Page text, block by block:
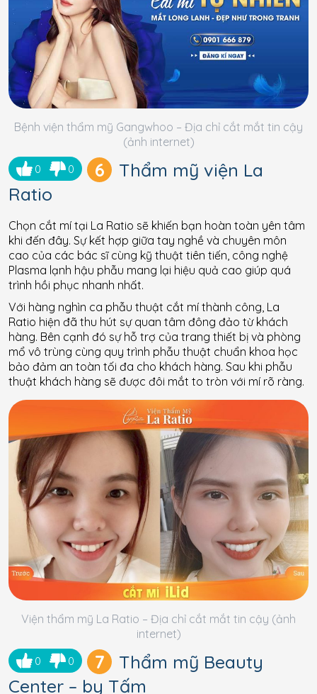
Bệnh viện thẩm mỹ Gangwhoo – Địa chỉ cắt mắt tin cậy
(ảnh internet)
0 0 6
Thẩm mỹ viện La
Ratio
Chọn cắt mí tại La Ratio sẽ khiến bạn hoàn toàn yên tâm
khi đến đây. Sự kết hợp giữa tay nghề và chuyên môn
cao của các bác sĩ cùng kỹ thuật tiên tiến, công nghệ
Plasma lạnh hậu phẫu mang lại hiệu quả cao giúp quá
trình hồi phục nhanh nhất.
Với hàng nghìn ca phẫu thuật cắt mí thành công, La
Ratio hiện đã thu hút sự quan tâm đông đảo từ khách
hàng. Bên cạnh đó sự hỗ trợ của trang thiết bị và phòng
mổ vô trùng cùng quy trình phẫu thuật chuẩn khoa học
bảo đảm an toàn tối đa cho khách hàng. Sau khi phẫu
thuật khách hàng sẽ được đôi mắt to tròn với mí rõ ràng.
Viện thẩm mỹ La Ratio – Địa chỉ cắt mắt tin cậy (ảnh
internet)
0 0 7
Thẩm mỹ Beauty
Center – by Tấm